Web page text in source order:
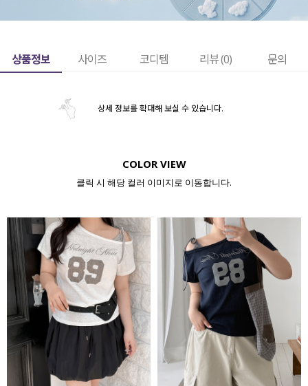
상품정보 사이즈 코디템 리뷰 (0) 문의
상세 정보를 확대해 보실 수 있습니다.
COLOR VIEW
클릭 시 해당 컬러 이미지로 이동합니다.